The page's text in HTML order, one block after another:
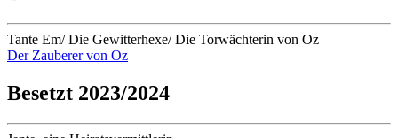
Tante Em/ Die Gewitterhexe/ Die Torwächterin von Oz
Der Zauberer von Oz
Besetzt 2023/2024